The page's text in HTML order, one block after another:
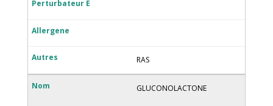
RAS
GLUCONOLACTONE